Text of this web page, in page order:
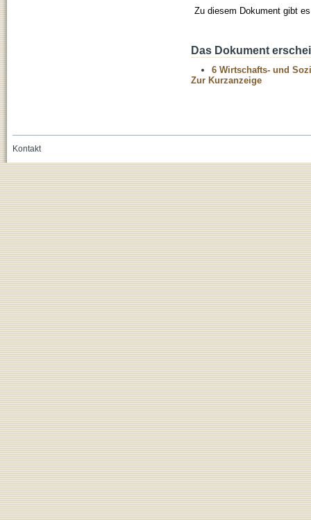
Zu diesem Dokument gibt
Das Dokument
6 Wirtschafts- und
Zur Kurzanzeige
Kontakt